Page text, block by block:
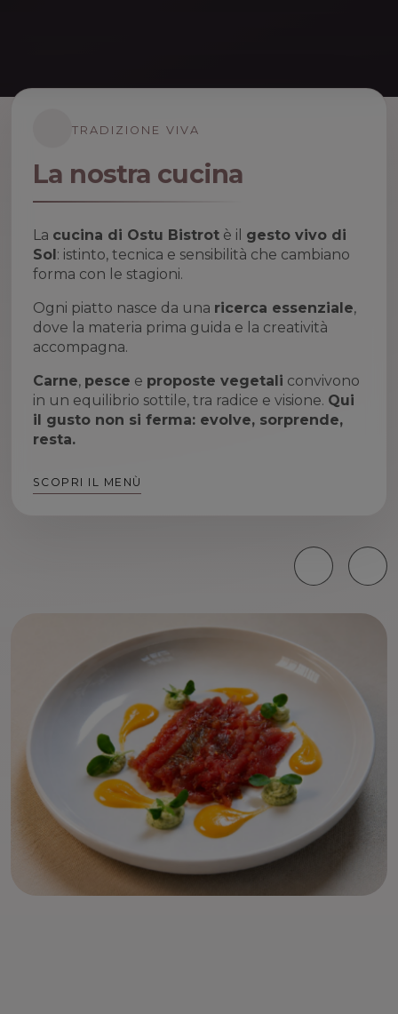
TRADIZIONE VIVA
La nostra cucina
La cucina di Ostu Bistrot è il gesto vivo di
Sol: istinto, tecnica e sensibilità che cambiano
forma con le stagioni.
Ogni piatto nasce da una ricerca essenziale,
dove la materia prima guida e la creatività
accompagna.
Carne, pesce e proposte vegetali convivono
in un equilibrio sottile, tra radice e visione. Qui
il gusto non si ferma: evolve, sorprende,
resta.
SCOPRI IL MENÙ